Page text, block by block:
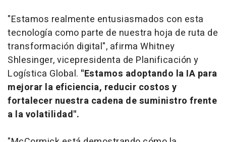
"Estamos realmente entusiasmados con esta
tecnología como parte de nuestra hoja de ruta de
transformación digital", afirma Whitney
Shlesinger, vicepresidenta de Planificación y
Logística Global. "Estamos adoptando la IA para
mejorar la eficiencia, reducir costos y
fortalecer nuestra cadena de suministro frente
a la volatilidad".